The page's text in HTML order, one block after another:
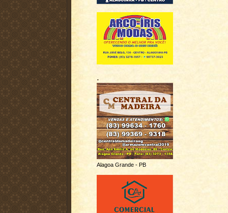
.
Alagoa Grande - PB